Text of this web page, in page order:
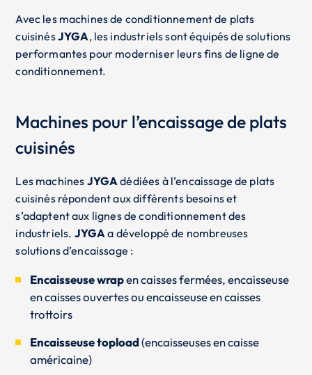
Avec les machines de conditionnement de plats
cuisinésJYGA, les industriels sont équipés de solutions
performantes pour moderniser leurs fins de ligne de
conditionnement.
Machines pour l’encaissage de plats
cuisinés
Les machines JYGA dédiées à l’encaissage de plats
cuisinés répondent aux différents besoins et
s’adaptent aux lignes de conditionnement des
industriels. JYGA a développé de nombreuses
solutions d’encaissage :
Encaisseuse wrapen caisses fermées, encaisseuse
en caisses ouvertes ou encaisseuse en caisses
trottoirs
Encaisseuse topload(encaisseuses en caisse
américaine)